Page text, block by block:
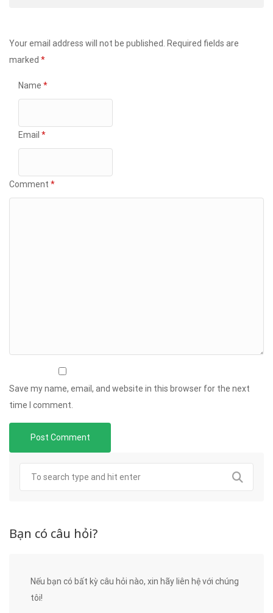
Your email address will not be published.
Required fields are
marked *
Name *
Email *
Comment *
Save my name, email, and website in this browser for the next
time I comment.
Bạn có câu hỏi?
Nếu bạn có bất kỳ câu hỏi nào, xin hãy liên hệ với chúng
tôi!